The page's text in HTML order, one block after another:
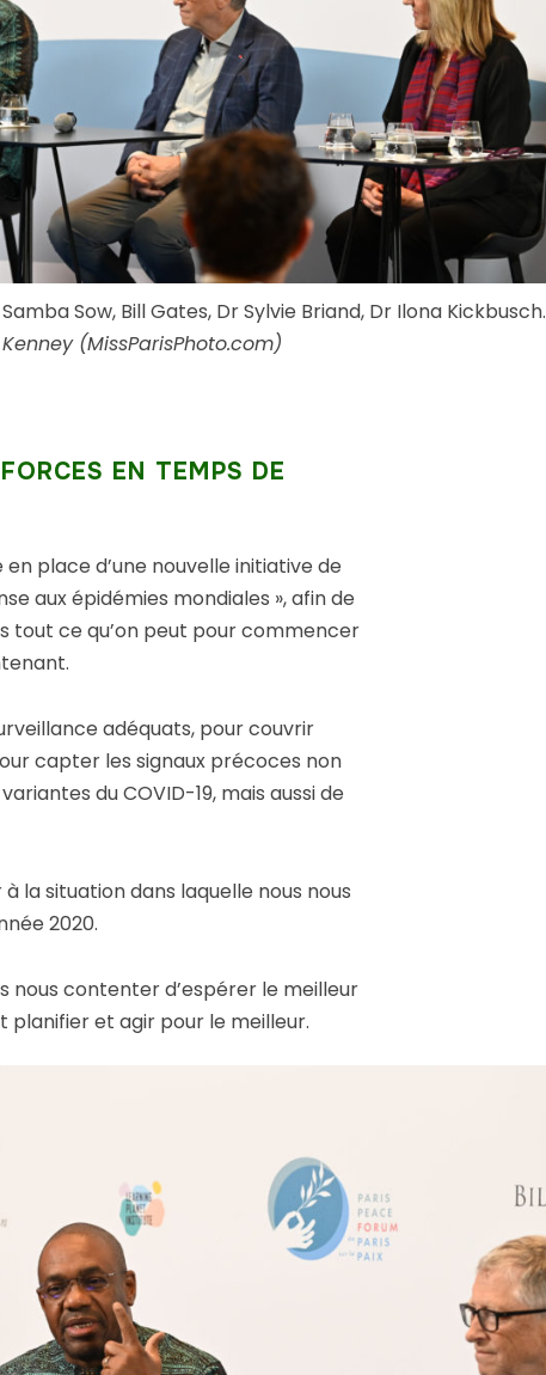
Sow, Bill Gates, Dr Sylvie Briand, Dr Ilona Kickbusch.
(MissParisPhoto.com)
EN TEMPS DE
place d’une nouvelle initiative de
aux épidémies mondiales », afin de
tout ce qu’on peut pour commencer
adéquats, pour couvrir
capter les signaux précoces non
du COVID-19, mais aussi de
la situation dans laquelle nous nous
2020.
nous contenter d’espérer le meilleur
planifier et agir pour le meilleur.